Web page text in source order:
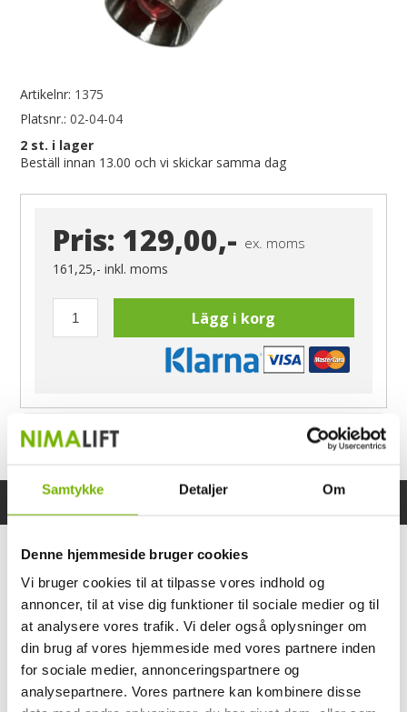
Samtykke Detaljer Om
Denne hjemmeside bruger cookies
Vi bruger cookies til at tilpasse vores indhold og
annoncer, til at vise dig funktioner til sociale medier og til
at analysere vores trafik. Vi deler også oplysninger om
din brug af vores hjemmeside med vores partnere inden
for sociale medier, annonceringspartnere og
analysepartnere. Vores partnere kan kombinere disse
Artikelnr: 1375
Platsnr.: 02-04-04
2 st. i lager
Beställ innan 13.00 och vi skickar samma dag
Pris: 129,00,- ex. moms
161,25,-inkl. moms
Lägg i korg
Ring Morten